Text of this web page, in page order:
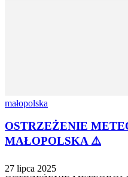
małopolska
OSTRZEŻENIE
MAŁOPOLSKA ⚠️
27 lipca 2025